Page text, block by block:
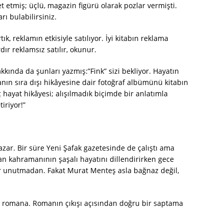
etmiş; üçlü, magazin figürü olarak pozlar vermişti.
bulabilirsiniz.
reklamın etkisiyle satılıyor. İyi kitabın reklama
reklamsız satılır, okunur.
da şunları yazmış:”Fink” sizi bekliyor. Hayatın
sıra dışı hikâyesine dair fotoğraf albümünü kitabın
hikâyesi; alışılmadık biçimde bir anlatımla
Bir süre Yeni Şafak gazetesinde de çalıştı ama
kahramanının şaşalı hayatını dillendirirken gece
unutmadan. Fakat Murat Menteş asla bağnaz değil,
Romanın çıkışı açısından doğru bir saptama